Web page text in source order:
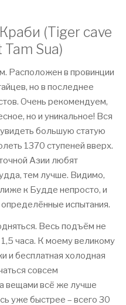
(Tiger cave
Sua)
Расположен в провинции
но в последнее
Очень рекомендуем,
но и уникальное! Вся
увидеть большую статую
1370 ступеней вверх.
Азии любят
тем лучше. Видимо,
к Будде непросто, и
испытания.
Весь подъём не
часа. К моему великому
и бесплатная холодная
совсем
вещами всё же лучше
уже быстрее – всего 30